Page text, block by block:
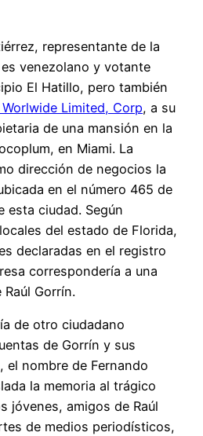
representante de la
venezolano y votante
El Hatillo, pero también
Limited, Corp, a su
de una mansión en la
en Miami. La
dirección de negocios la
en el número 465 de
esta ciudad. Según
del estado de Florida,
declaradas en el registro
correspondería a una
Gorrín.
de otro ciudadano
de Gorrín y sus
el nombre de Fernando
la memoria al trágico
jóvenes, amigos de Raúl
de medios periodísticos,